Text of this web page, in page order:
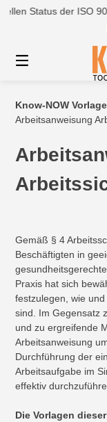
SpringenStatus der ISO
Know-NOW
Arbeitsanweisung
Gemäß § 4
Beschäftigten in
Praxis hat sich
festzulegen, wie
sind. Im Gegensatz
und zu ergreifende
Arbeitsanweisung
Durchführung der
Arbeitsaufgabe im
effektiv
Die Vorlagen